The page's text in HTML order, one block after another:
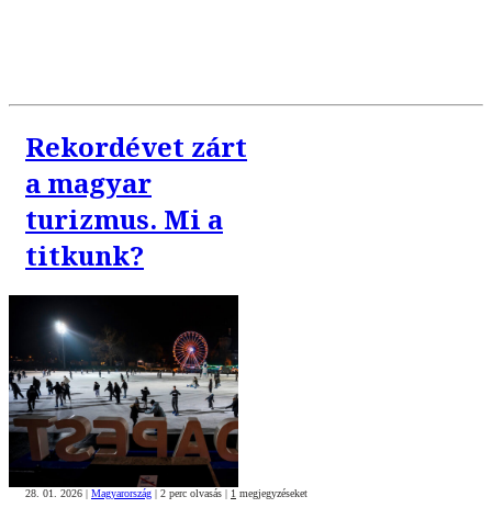
Rekordévet zárt
a magyar
turizmus. Mi a
titkunk?
28. 01. 2026 | Magyarország | 2 perc olvasás | 1 megjegyzéseket